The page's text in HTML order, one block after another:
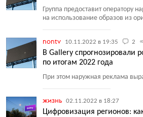
Группа предоставит оператору
на использование образов из
nontv 10.11.2022 в 19:35 2
В Gallery спрогнозировали
по итогам 2022 года
При этом наружная реклама
жизнь 02.11.2022 в 18:27
Цифровизация регионов: